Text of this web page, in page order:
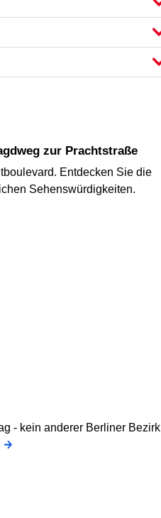
zur Prachtstraße
Entdecken Sie die
Sehenswürdigkeiten.
- kein anderer Berliner Bezirk